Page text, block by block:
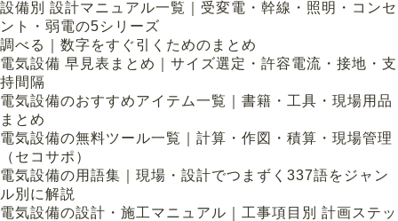
設備別 設計マニュアル一覧｜受変電・幹線・照明・コンセ
ント・弱電の5シリーズ
調べる｜数字をすぐ引くためのまとめ
電気設備 早見表まとめ｜サイズ選定・許容電流・接地・支
持間隔
電気設備のおすすめアイテム一覧｜書籍・工具・現場用品
まとめ
電気設備の無料ツール一覧｜計算・作図・積算・現場管理
（セコサポ）
電気設備の用語集｜現場・設計でつまずく337語をジャン
ル別に解説
電気設備の設計・施工マニュアル｜工事項目別 計画ステッ